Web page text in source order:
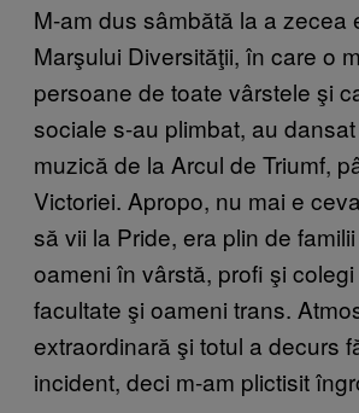
M-am dus sâmbătă la a zecea
Marşului Diversităţii, în care o
persoane de toate vârstele şi
sociale s-au plimbat, au
muzică de la Arcul de Triumf,
Victoriei. Apropo, nu mai e
să vii la Pride, era plin de
oameni în vârstă, profi şi
facultate şi oameni trans.
extraordinară şi totul a decurs
incident, deci m-am plictisit